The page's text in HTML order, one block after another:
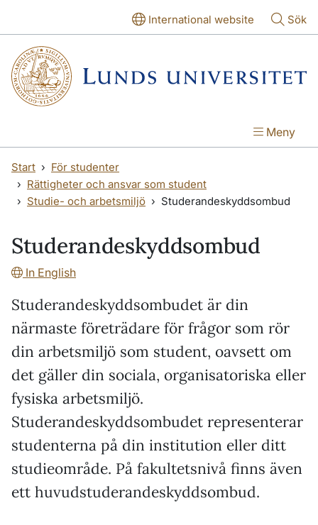
International website Sök
Meny
Start
För studenter
Rättigheter och ansvar som student
Studie- och arbetsmiljö
Studerandeskyddsombud
Studerandeskyddsombud
In English
Studerandeskyddsombudet är din
närmaste företrädare för frågor som rör
din arbetsmiljö som student, oavsett om
det gäller din sociala, organisatoriska eller
fysiska arbetsmiljö.
Studerandeskyddsombudet representerar
studenterna på din institution eller ditt
studieområde. På fakultetsnivå finns även
ett huvudstuderandeskyddsombud.